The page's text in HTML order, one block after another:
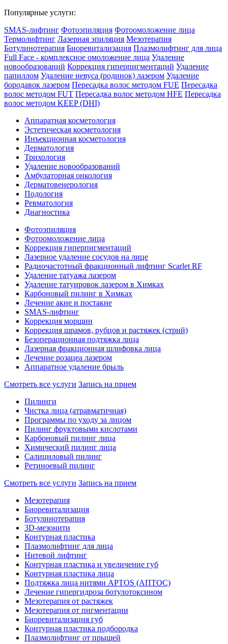
Популярные услуги:
SMAS-лифтинг Фотоэпиляция Фотоомоложение лица
Термолифтинг Лазерная эпиляция Мезотерапия
Ботулинотерапия Биоревитализация Плазмолифтинг для лица
Full Face - комплексное омоложение лица Удаление
новообразований Коррекция гиперпигментаций Удаление
папиллом Удаление невуса (родинок) лазером Удаление
бородавок лазером Пересадка волос методом FUE Пересадка
волос методом FUT Пересадка волос методом HFE Пересадка
волос методом KEEP (DHI)
Аппаратная косметология
Эстетическая косметология
Инъекционная косметология
Дермато­логия
Трихология
Удаление новообразований
Амбулаторная онкология
Дерматовенерология
Подология
Ревматология
Диагностика
Фотоэпиляция
Фотоомоложение лица
Коррекция гиперпигментаций
Лазерное удаление сосудов на лице
Радиочастотный фракционный лифтинг Scarlet RF
Удаление татуажа лазером
Удаление татуировок лазером в Химках
Карбоновый пилинг в Химках
Лечение акне и постакне
SMAS-лифтинг
Коррекция морщин
Коррекция шрамов, рубцов и растяжек (стрий)
Безоперационная подтяжка лица
Лазерная фракционная шлифовка лица
Лечение розацеа лазером
Аппаратное удаление брыль
Смотреть все услуги Запись на прием
Пилинги
Чистка лица (атравматичная)
Программы по уходу за лицом
Пилинг фруктовыми кислотами
Карбоновый пилинг лица
Химический пилинг лица
Салициловый пилинг
Ретиноевый пилинг
Смотреть все услуги Запись на прием
Мезотерапия
Биоревитализация
Ботулинотерапия
3D-мезонити
Контурная пластика
Плазмолифтинг для лица
Нитевой лифтинг
Контурная пластика и увеличение губ
Контурная пластика лица
Подтяжка лица нитями APTOS (АПТОС)
Лечение гипергидроза ботулотоксином
Мезотерапия от растяжек
Мезотерапия от пигментации
Биоревитализация губ
Контурная пластика подбородка
Плазмолифтинг от прыщей